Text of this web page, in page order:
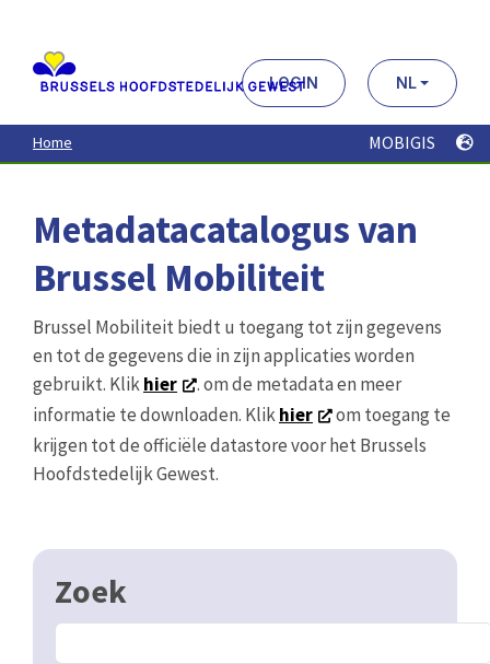
contenu
principal
LOGIN NL
Home MOBIGIS
Metadatacatalogus van
Brussel Mobiliteit
Brussel Mobiliteit biedt u toegang tot zijn gegevens
en tot de gegevens die in zijn applicaties worden
gebruikt. Klikhier
. om de metadata en meer
informatie te downloaden. Klikhier
om toegang te
krijgen tot de officiële datastore voor het Brussels
Hoofdstedelijk Gewest.
Zoek